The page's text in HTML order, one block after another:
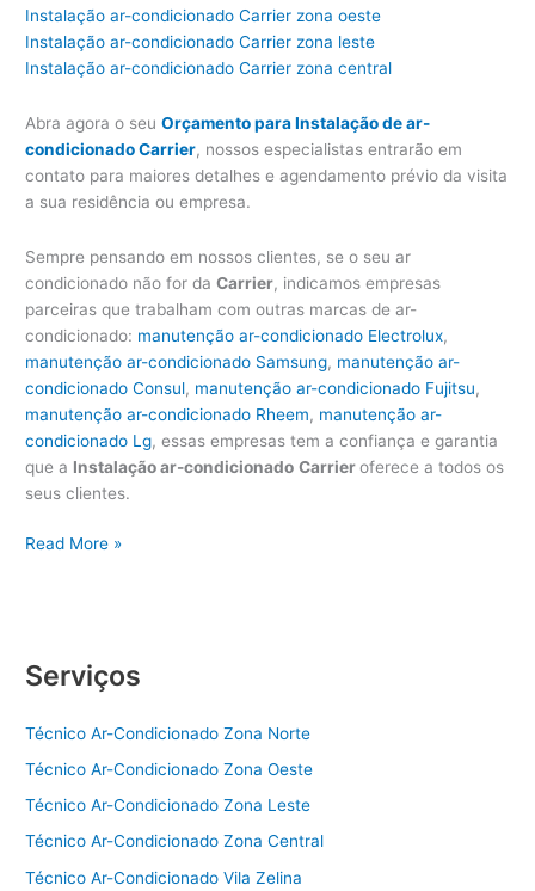
Instalação ar-condicionado Carrier zona oeste
Instalação ar-condicionado Carrier zona leste
Instalação ar-condicionado Carrier zona central
Abra agora o seuOrçamento para Instalação de ar-
condicionado Carrier, nossos especialistas entrarão em
contato para maiores detalhes e agendamento prévio da visita
a sua residência ou empresa.
Sempre pensando em nossos clientes, se o seu ar
condicionado não for daCarrier, indicamos empresas
parceiras que trabalham com outras marcas de ar-
condicionado: manutenção ar-condicionado Electrolux,
manutenção ar-condicionado Samsung, manutenção ar-
condicionado Consul, manutenção ar-condicionado Fujitsu,
manutenção ar-condicionado Rheem, manutenção ar-
condicionado Lg, essas empresas tem a confiança e garantia
que a Instalação ar-condicionado Carrieroferece a todos os
seus clientes.
Instalação
11
5938
Read More »
Serviços
Técnico Ar-Condicionado Zona Norte
Técnico Ar-Condicionado Zona Oeste
Técnico Ar-Condicionado Zona Leste
Técnico Ar-Condicionado Zona Central
Técnico Ar-Condicionado Vila Zelina